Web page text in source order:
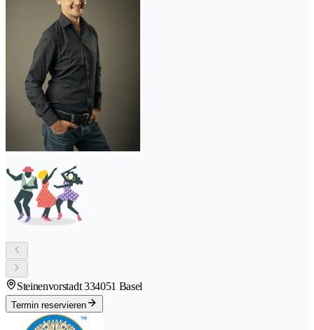
Steinenvorstadt 334051 Basel
Termin reservieren